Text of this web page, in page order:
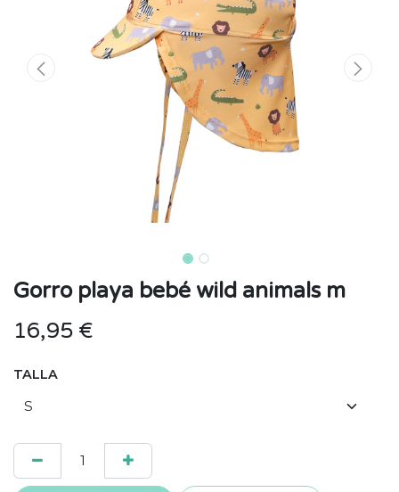
Gorro playa bebé wild animals m
16,95 €
TALLA